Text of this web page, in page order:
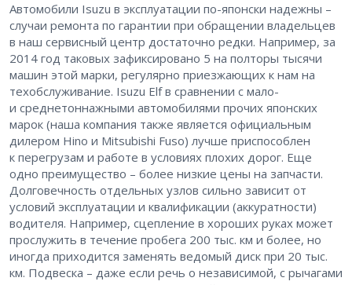
Автомобили Isuzu в эксплуатации по-японски надежны –
случаи ремонта по гарантии при обращении владельцев
в наш сервисный центр достаточно редки. Например, за
2014 год таковых зафиксировано 5 на полторы тысячи
машин этой марки, регулярно приезжающих к нам на
техобслуживание. Isuzu Elf в сравнении с мало-
и среднетоннажными автомобилями прочих японских
марок (наша компания также является официальным
дилером Hino и Mitsubishi Fuso) лучше приспособлен
к перегрузам и работе в условиях плохих дорог. Еще
одно преимущество – более низкие цены на запчасти.
Долговечность отдельных узлов сильно зависит от
условий эксплуатации и квалификации (аккуратности)
водителя. Например, сцепление в хороших руках может
прослужить в течение пробега 200 тыс. км и более, но
иногда приходится заменять ведомый диск при 20 тыс.
км. Подвеска – даже если речь о независимой, с рычагами